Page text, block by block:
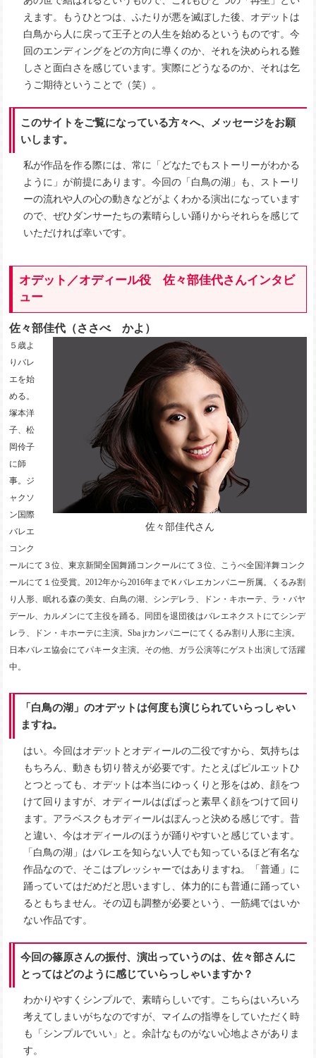
えます。もうひとつは、ふたりが悪を滅ぼした後、オデットは
白鳥から人に戻って王子との人生を始めるというものです。今
回のエンディングをどの方向に導くのか、それを決められる難
しさと面白さを感じています。実際にどうなるのか、それは乞
うご期待ということで（笑）。
このサイトをご覧になっている方々へ、メッセージをお願
いします。
私が作品を作る際には、常に「どなたでもストーリーがわかる
ように」が前提にあります。今回の「白鳥の湖」も、ストーリ
ーの流れや人の心の動きなどがよくわかる演出になっています
ので、ぜひダンサーたちの素晴らしい踊りからそれらを感じて
いただければ幸いです。
オデット／オディール役 佐々部佳代さんインタビ
ュー
佐々部佳代（ささべ かよ）
佐々部佳代さん
５歳よ
りバレ
エを始
める。
塚本洋
子、松
岡伶子
に師
事。ジ
ャクソ
ン国際
バレエ
コンク
ールにて３位、東京新聞全国舞踊コンクールにて３位、こうべ全国洋舞コンク
ールにて１位受賞。2012年から2016年までＫバレエカンパニー所属。くるみ割
り人形、眠れる森の美女、白鳥の湖、シンデレラ、ドン・キホーテ、ラ・バヤ
デール、カルメンにて主役を踊る。同団を退団後はバレエネクストにてシンデ
レラ、ドン・キホーテに主演。Sba jrカンパニーにてくるみ割り人形に主演。
日本バレエ協会にてパキータ主演。その他、ガラ公演等にゲスト出演して活躍
中。
「白鳥の湖」のオデットは何度も演じられていらっしゃい
ますね。
はい。今回はオデットとオディールの二役ですから、気持ちは
もちろん、動きも切り替えが必要です。たとえばピルエットひ
とつとっても、オデットは本当にゆっくりと形をはめ、顔をつ
けて回りますが、オディールはぱぱっと素早く顔をつけて回り
ます。アラベスクもオディールはぽんっと決める感じです。昔
と違い、今はオディールのほうが踊りやすいと感じています。
「白鳥の湖」はバレエを知らない人でも知っているほど有名な
作品なので、そこはプレッシャーではありますね。「普通」に
踊っていてはだめだと思いますし、体力的にも普通に踊ってい
るともちません。その辺も調整が必要という、一筋縄ではいか
ない作品です。
今回の篠原さんの振付、演出っていうのは、佐々部さんに
とってはどのように感じていらっしゃいますか？
わかりやすくシンプルで、素晴らしいです。こちらはいろいろ
考えてしまいがちなのですが、マイムの指導をしていただく時
も「シンプルでいい」と。余計なものがない心地よさがありま
す。